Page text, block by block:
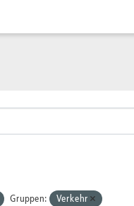
Gruppen: Verkehr